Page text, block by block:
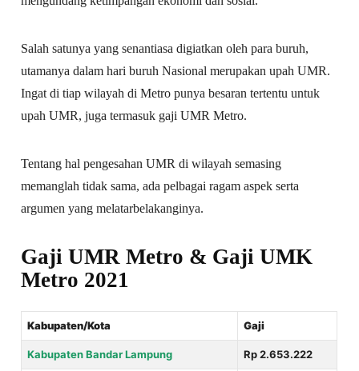
Salah satunya yang senantiasa digiatkan oleh para buruh,
utamanya dalam hari buruh Nasional merupakan upah UMR.
Ingat di tiap wilayah di Metro punya besaran tertentu untuk
upah UMR, juga termasuk gaji UMR Metro.
Tentang hal pengesahan UMR di wilayah semasing
memanglah tidak sama, ada pelbagai ragam aspek serta
argumen yang melatarbelakanginya.
Gaji UMR Metro & Gaji UMK
Metro 2021
Kabupaten/Kota Gaji
Kabupaten Bandar Lampung Rp 2.653.222